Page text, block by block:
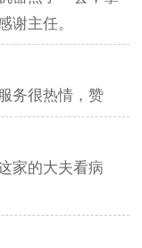
谢主任。
务很热情，赞
家的大夫看病